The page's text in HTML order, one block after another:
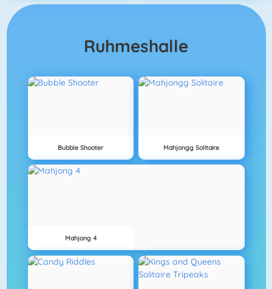
Ruhmeshalle
Bubble Shooter Mahjongg Solitaire
Mahjong 4